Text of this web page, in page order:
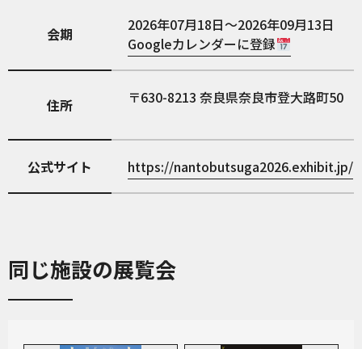
会期
2026年07月18日～2026年09月13日
Googleカレンダーに登録
住所 630-8213 奈良県奈良市登大路町50
公式サイト https://nantobutsuga2026.exhibit.jp/
同じ施設の展覧会